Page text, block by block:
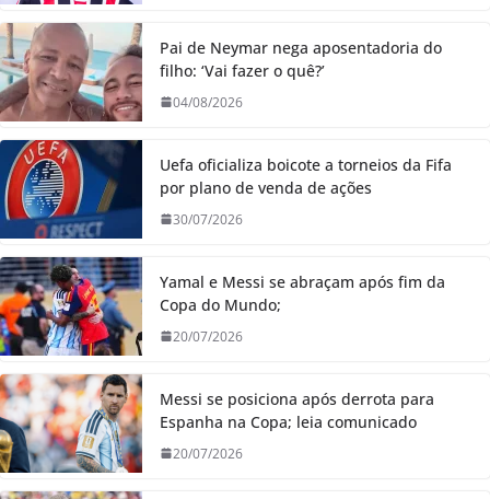
Pai de Neymar nega aposentadoria do
filho: ‘Vai fazer o quê?’
04/08/2026
Uefa oficializa boicote a torneios da Fifa
por plano de venda de ações
30/07/2026
Yamal e Messi se abraçam após fim da
Copa do Mundo;
20/07/2026
Messi se posiciona após derrota para
Espanha na Copa; leia comunicado
20/07/2026